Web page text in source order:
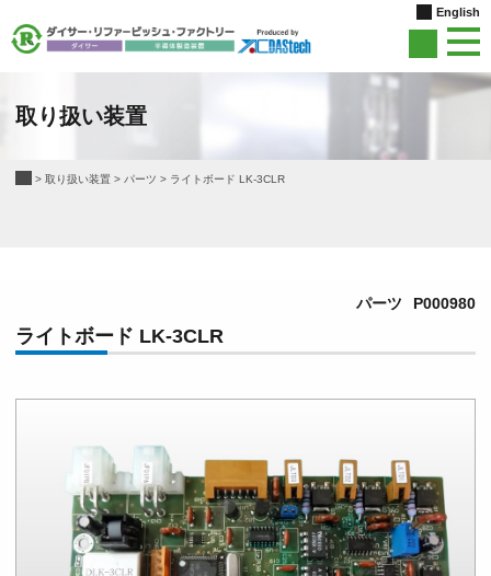
English
取り扱い装置
> 取り扱い装置 > パーツ > ライトボード LK-3CLR
パーツ P000980
ライトボード LK-3CLR